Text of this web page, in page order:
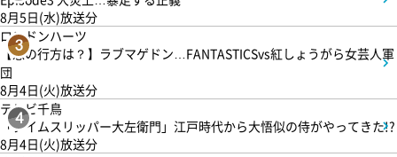
8月5日(水)放送分
3
ロンドンハーツ
【恋の行方は？】ラブマゲドン…FANTASTICSvs紅しょうがら女芸人軍
団
8月4日(火)放送分
4
テレビ千鳥
「タイムスリッパー大左衛門」江戸時代から大悟似の侍がやってきた!?
8月4日(火)放送分